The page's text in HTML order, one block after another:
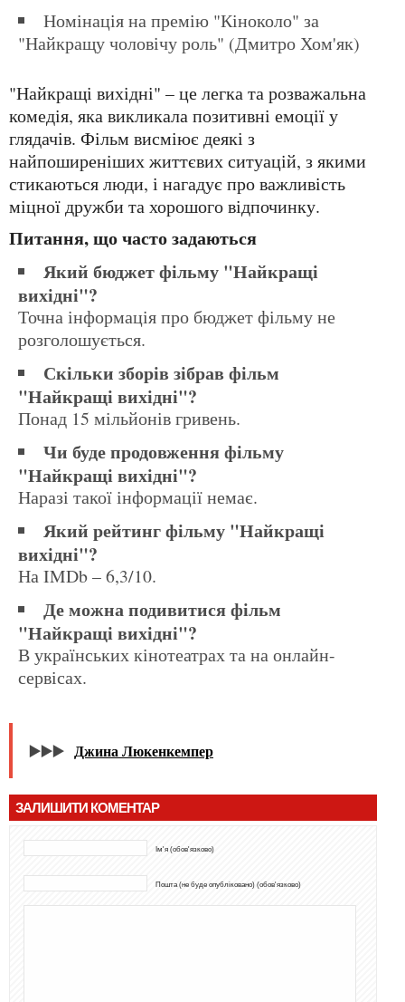
Номінація на премію "Кіноколо" за
"Найкращу чоловічу роль" (Дмитро Хом'як)
"Найкращі вихідні" – це легка та розважальна
комедія, яка викликала позитивні емоції у
глядачів. Фільм висміює деякі з
найпоширеніших життєвих ситуацій, з якими
стикаються люди, і нагадує про важливість
міцної дружби та хорошого відпочинку.
Питання, що часто задаються
Який бюджет фільму "Найкращі
вихідні"?
Точна інформація про бюджет фільму не
розголошується.
Скільки зборів зібрав фільм
"Найкращі вихідні"?
Понад 15 мільйонів гривень.
Чи буде продовження фільму
"Найкращі вихідні"?
Наразі такої інформації немає.
Який рейтинг фільму "Найкращі
вихідні"?
На IMDb – 6,3/10.
Де можна подивитися фільм
"Найкращі вихідні"?
В українських кінотеатрах та на онлайн-
сервісах.
▶️▶️▶️ Джина Люкенкемпер
ЗАЛИШИТИ КОМЕНТАР
Ім'я (обов'язково)
Пошта (не буде опубліковано) (обов'язково)